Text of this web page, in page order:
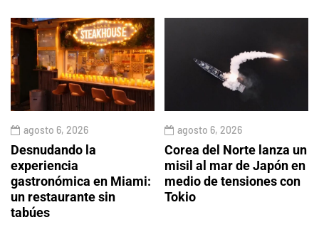
agosto 6, 2026
Desnudando la
experiencia
gastronómica en Miami:
un restaurante sin
tabúes
agosto 6, 2026
Corea del Norte lanza un
misil al mar de Japón en
medio de tensiones con
Tokio